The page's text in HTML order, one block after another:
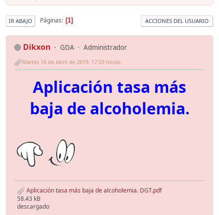
IR ABAJO Páginas 1 ACCIONES DEL USUARIO
Dikxon GDA Administrador
Martes 16 de Abril de 2019. 17:03 horas.
Aplicación tasa más
baja de alcoholemia.
Aplicación tasa más baja de alcoholemia. DGT.pdf
58.43 kB
descargado